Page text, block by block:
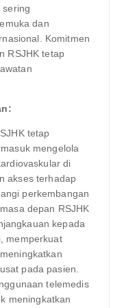
sering
dan
Komitmen
RSJHK tetap
tetap
mengelola
di
akses terhadap
perkembangan
depan RSJHK
kepada
memperkuat
pada pasien.
telemedis
meningkatkan